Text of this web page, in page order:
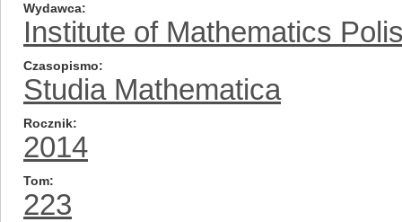
Wydawca
Institute of Mathematics
Czasopismo
Studia Mathematica
Rocznik
2014
Tom
223